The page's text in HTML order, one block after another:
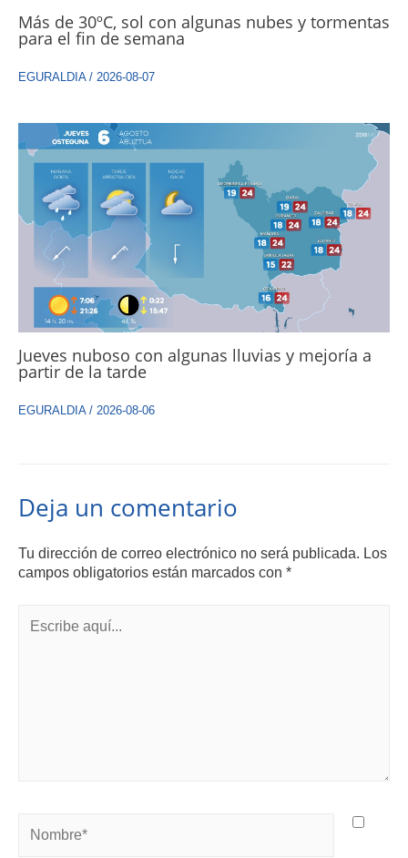
Más de 30ºC, sol con algunas nubes y tormentas
para el fin de semana
EGURALDIA/ 2026-08-07
Jueves nuboso con algunas lluvias y mejoría a
partir de la tarde
EGURALDIA/ 2026-08-06
Deja un comentario
Tu dirección de correo electrónico no será publicada. Los
campos obligatorios están marcados con *